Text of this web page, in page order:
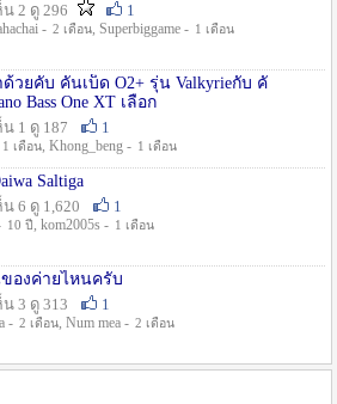
2 ดู 296
1
- 2 เดือน, Superbiggame - 1 เดือน
วยคับ คันเบ็ด O2+ รุ่น Valkyrieกับ คั
Bass One XT เลือก
1 ดู 187
1
1 เดือน, Khong_beng - 1 เดือน
Saltiga
6 ดู 1,620
1
10 ปี , kom2005s - 1 เดือน
องค่ายไหนครับ
3 ดู 313
1
- 2 เดือน, Num mea - 2 เดือน